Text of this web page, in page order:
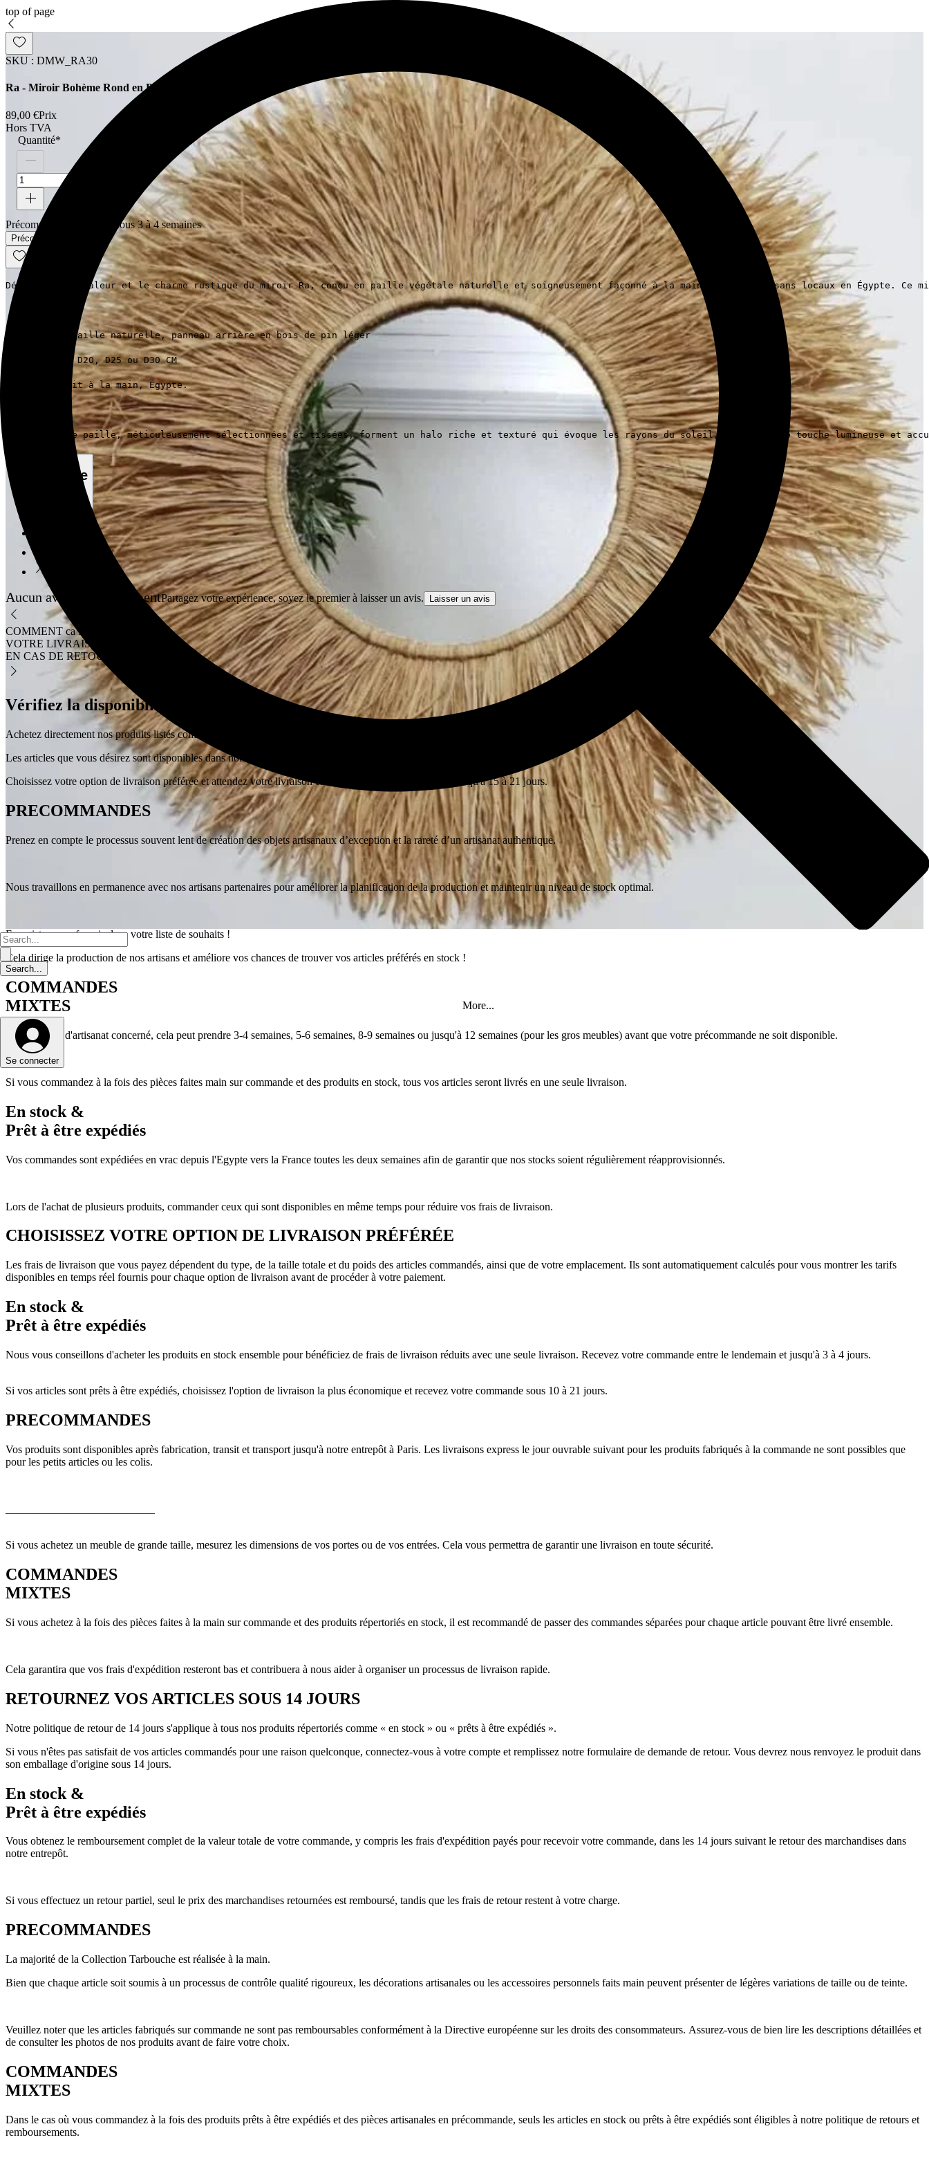
top of page
More...
Se connecter
SKU : DMW_RA30
Ra - Miroir Bohème Rond en Paille D30 CM
89,00 €Prix
Hors TVA
Quantité*
Précommande - Expédié sous 3 à 4 semaines
Précommander
Découvrez la chaleur et le charme rustique du miroir Ra, conçu en paille végétale naturelle et soigneusement façonné à la main par des artisans locaux en
: Paille naturelle, panneau arrière en bois de pin léger
: D20, D25 ou D30 CM
Fait à la main, Egypte.
Les fibres de paille, méticuleusement sélectionnées et tissées, forment un halo riche et texturé qui évoque les rayons du soleil, ajoutant une touche lumineuse
Marque
Aucun avis pour le momentPartagez votre expérience, soyez le premier à laisser un avis. Laisser un avis
COMMENT ca MARCHE
VOTRE LIVRAISON
EN CAS DE RETOUR
Vérifiez la disponibilité de vos articles
Achetez directement nos produits listés comme en stock ou comme « prêts à être expédiés ».
Les articles que vous désirez sont disponibles dans notre stock, ou dans le stock de notre partenaire local en Egypte.
Choisissez votre option de livraison préférée et attendez votre livraison entre le jour ouvrable suivant et jusqu'à 15 à 21 jours.
PRECOMMANDES
Prenez en compte le processus souvent lent de création des objets artisanaux d’exception et la rareté d’un artisanat authentique.
Nous travaillons en permanence avec nos artisans partenaires pour améliorer la planification de la production et maintenir un niveau de stock optimal.
Enregistrez vos favoris dans votre liste de souhaits !
Cela dirige la production de nos artisans et améliore vos chances de trouver vos articles préférés en stock !
COMMANDES
MIXTES
Selon le type d'artisanat concerné, cela peut prendre 3-4 semaines, 5-6 semaines, 8-9 semaines ou jusqu'à 12 semaines (pour les gros meubles) avant que votre précommande ne soit disponible.
Si vous commandez à la fois des pièces faites main sur commande et des produits en stock, tous vos articles seront livrés en une seule livraison.
En stock &
Prêt à être expédiés
Vos commandes sont expédiées en vrac depuis l'Egypte vers la France toutes les deux semaines afin de garantir que nos stocks soient régulièrement réapprovisionnés.
Lors de l'achat de plusieurs produits, commander ceux qui sont disponibles en même temps pour réduire vos frais de livraison.
CHOISISSEZ VOTRE OPTION DE LIVRAISON PRÉFÉRÉE
Les frais de livraison que vous payez dépendent du type, de la taille totale et du poids des articles commandés, ainsi que de votre emplacement. Ils sont automatiquement calculés pour vous montrer les tarifs
disponibles en temps réel fournis pour chaque option de livraison avant de procéder à votre paiement.
En stock &
Prêt à être expédiés
Nous vous conseillons d'acheter les produits en stock ensemble pour bénéficiez de frais de livraison réduits avec une seule livraison. Recevez votre commande entre le lendemain et jusqu'à 3 à 4 jours.
Si vos articles sont prêts à être expédiés, choisissez l'option de livraison la plus économique et recevez votre commande sous 10 à 21 jours.
PRECOMMANDES
Vos produits sont disponibles après fabrication, transit et transport jusqu'à notre entrepôt à Paris. Les livraisons express le jour ouvrable suivant pour les produits fabriqués à la commande ne sont possibles que
pour les petits articles ou les colis.
Si vous achetez un meuble de grande taille, mesurez les dimensions de vos portes ou de vos entrées. Cela vous permettra de garantir une livraison en toute sécurité.
COMMANDES
MIXTES
Si vous achetez à la fois des pièces faites à la main sur commande et des produits répertoriés en stock, il est recommandé de passer des commandes séparées pour chaque article pouvant être livré ensemble.
Cela garantira que vos frais d'expédition resteront bas et contribuera à nous aider à organiser un processus de livraison rapide.
RETOURNEZ VOS ARTICLES SOUS 14 JOURS
Notre politique de retour de 14 jours s'applique à tous nos produits répertoriés comme « en stock » ou « prêts à être expédiés ».
Si vous n'êtes pas satisfait de vos articles commandés pour une raison quelconque, connectez-vous à votre compte et remplissez notre formulaire de demande de retour. Vous devrez nous renvoyez le produit dans
son emballage d'origine sous 14 jours.
En stock &
Prêt à être expédiés
Vous obtenez le remboursement complet de la valeur totale de votre commande, y compris les frais d'expédition payés pour recevoir votre commande, dans les 14 jours suivant le retour des marchandises dans
notre entrepôt.
Si vous effectuez un retour partiel, seul le prix des marchandises retournées est remboursé, tandis que les frais de retour restent à votre charge.
PRECOMMANDES
La majorité de la Collection Tarbouche est réalisée à la main.
Bien que chaque article soit soumis à un processus de contrôle qualité rigoureux, les décorations artisanales ou les accessoires personnels faits main peuvent présenter de légères variations de taille ou de teinte.
Veuillez noter que les articles fabriqués sur commande ne sont pas remboursables conformément à la Directive européenne sur les droits des consommateurs. Assurez-vous de bien lire les descriptions détaillées et
de consulter les photos de nos produits avant de faire votre choix.
COMMANDES
MIXTES
Dans le cas où vous commandez à la fois des produits prêts à être expédiés et des pièces artisanales en précommande, seuls les articles en stock ou prêts à être expédiés sont éligibles à notre politique de retours et
remboursements.